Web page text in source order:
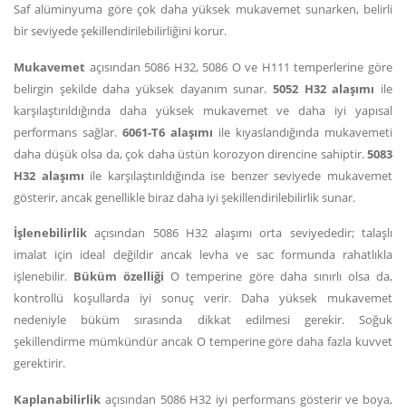
Saf alüminyuma göre çok daha yüksek mukavemet sunarken, belirli
bir seviyede şekillendirilebilirliğini korur.
Mukavemet açısından 5086 H32, 5086 O ve H111 temperlerine göre
belirgin şekilde daha yüksek dayanım sunar. 5052 H32 alaşımı ile
karşılaştırıldığında daha yüksek mukavemet ve daha iyi yapısal
performans sağlar. 6061-T6 alaşımı ile kıyaslandığında mukavemeti
daha düşük olsa da, çok daha üstün korozyon direncine sahiptir.5083
H32 alaşımı ile karşılaştırıldığında ise benzer seviyede mukavemet
gösterir, ancak genellikle biraz daha iyi şekillendirilebilirlik sunar.
İşlenebilirlik açısından 5086 H32 alaşımı orta seviyededir; talaşlı
imalat için ideal değildir ancak levha ve sac formunda rahatlıkla
işlenebilir. Büküm özelliği O temperine göre daha sınırlı olsa da,
kontrollü koşullarda iyi sonuç verir. Daha yüksek mukavemet
nedeniyle büküm sırasında dikkat edilmesi gerekir. Soğuk
şekillendirme mümkündür ancak O temperine göre daha fazla kuvvet
gerektirir.
Kaplanabilirlik açısından 5086 H32 iyi performans gösterir ve boya,